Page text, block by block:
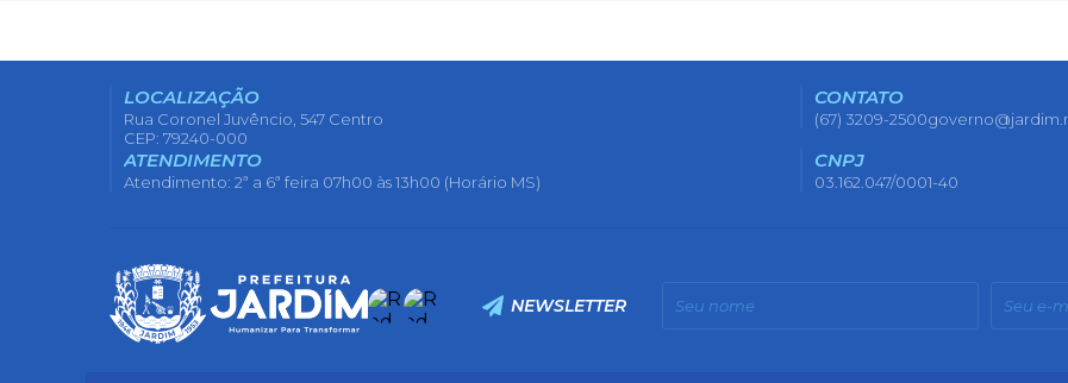
LOCALIZAÇÃO
Rua Coronel Juvêncio, 547 Centro
CEP: 79240-000
CONTATO
(67) 3209-2500
ATENDIMENTO
Atendimento: 2ª a 6ª feira 07h00 às 13h00 (Horário MS)
CNPJ
03.162.047/0001-40
NEWSLETTER